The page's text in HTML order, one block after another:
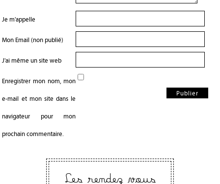
Je m'appelle
Mon Email (non publié)
J'ai même un site web
Enregistrer mon nom, mon
e-mail et mon site dans le
navigateur pour mon
prochain commentaire.
Les rendez vous